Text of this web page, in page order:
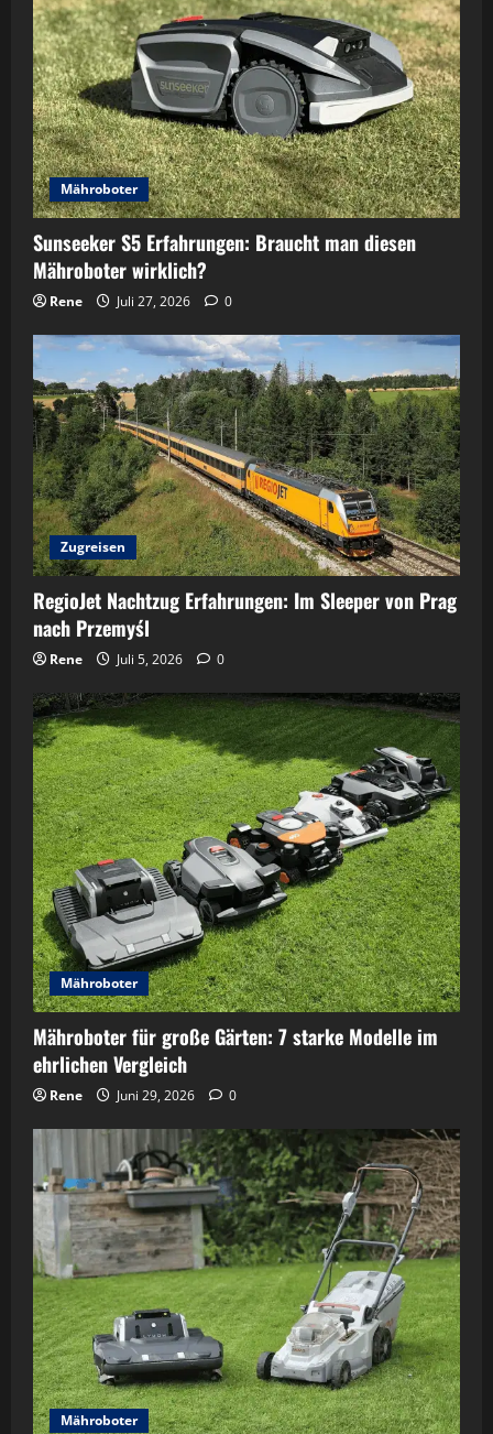
Mähroboter
Sunseeker S5 Erfahrungen: Braucht man diesen
Mähroboter wirklich?
Rene Juli 27, 2026 0
Zugreisen
RegioJet Nachtzug Erfahrungen: Im Sleeper von Prag
nach Przemyśl
Rene Juli 5, 2026 0
Mähroboter
Mähroboter für große Gärten: 7 starke Modelle im
ehrlichen Vergleich
Rene Juni 29, 2026 0
Mähroboter